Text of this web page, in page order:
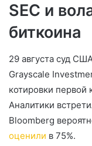
SEC и
биткоина
29 августа суд
Grayscale
котировки первой
Аналитики
Bloomberg
оценили в 75%.